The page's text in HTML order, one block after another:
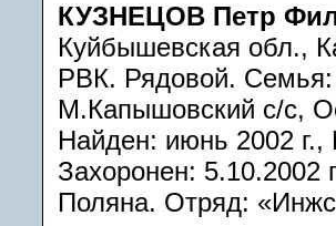
КУЗНЕЦОВ Петр
Куйбышевская обл.,
РВК. Рядовой.
М.Капышовский с/с,
Найден: июнь 2002 г.,
Захоронен: 5.10.2002
Поляна. Отряд: